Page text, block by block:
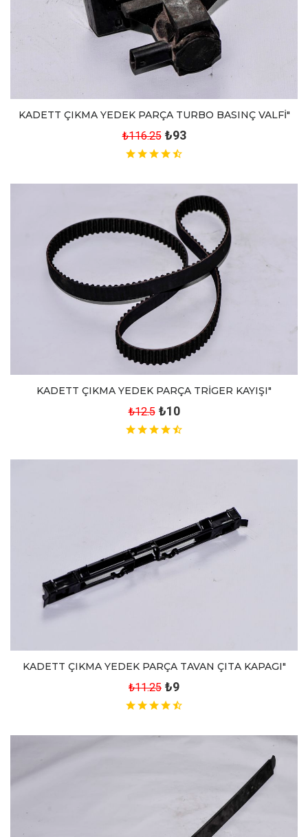
KADETT ÇIKMA YEDEK PARÇA TURBO BASINÇ VALFİ"
₺116.25 ₺93
KADETT ÇIKMA YEDEK PARÇA TRİGER KAYIŞI"
₺12.5 ₺10
KADETT ÇIKMA YEDEK PARÇA TAVAN ÇITA KAPAGI"
₺11.25 ₺9